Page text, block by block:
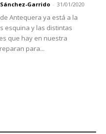
Garrido - 31/01/2020
Antequera ya está a la
esquina y las distintas
que hay en nuestra
para...